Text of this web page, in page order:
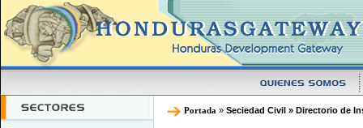
Portada» Seciedad Civil » Directorio de